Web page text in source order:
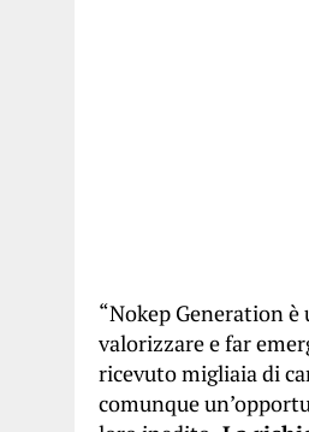
“Nokep Generation
valorizzare e far
ricevuto migliaia di
comunque